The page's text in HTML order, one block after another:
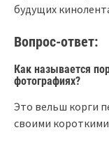
будущих
Вопрос-ответ:
Как называется
фотографиях?
Это вельш корги
своими